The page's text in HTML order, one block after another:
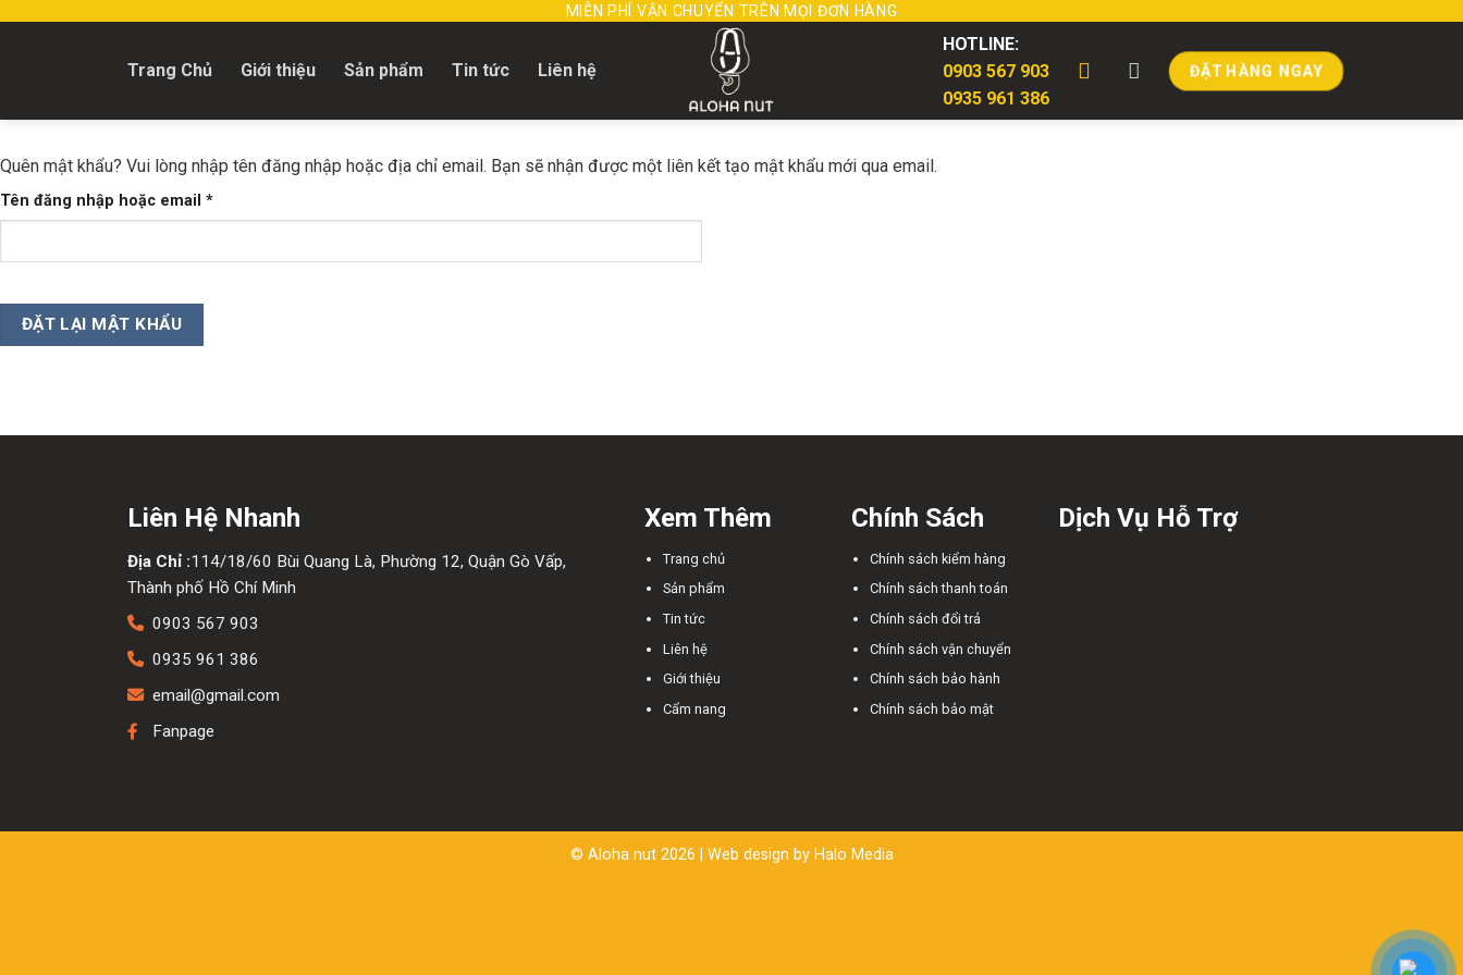
MIỄN PHÍ VẬN CHUYỂN TRÊN MỌI ĐƠN HÀNG
Trang Chủ Giới thiệu Sản phẩm Tin tức Liên hệ
HOTLINE:
0903 567 903
0935 961 386
ĐẶT HÀNG NGAY
Quên mật khẩu? Vui lòng nhập tên đăng nhập hoặc địa chỉ email. Bạn sẽ nhận được một liên kết tạo mật khẩu mới qua email.
Tên đăng nhập hoặc email *Bắt
buộc
ĐẶT LẠI MẬT KHẨU
Liên Hệ Nhanh
Địa Chỉ :114/18/60 Bùi Quang Là, Phường 12, Quận Gò Vấp,
Thành phố Hồ Chí Minh
0903 567 903
0935 961 386
email@gmail.com
Fanpage
Xem Thêm
Trang chủ
Sản phẩm
Tin tức
Liên hệ
Giới thiệu
Cẩm nang
Chính Sách
Chính sách kiểm hàng
Chính sách thanh toán
Chính sách đổi trả
Chính sách vận chuyển
Chính sách bảo hành
Chính sách bảo mật
Dịch Vụ Hỗ Trợ
© Aloha nut 2026 | Web design by Halo Media